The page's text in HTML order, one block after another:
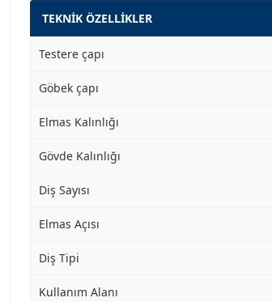
TEKNİK ÖZELLİKLER
Testere çapı
Göbek çapı
Elmas Kalınlığı
Gövde Kalınlığı
Diş Sayısı
Elmas Açısı
Diş Tipi
Kullanım Alanı